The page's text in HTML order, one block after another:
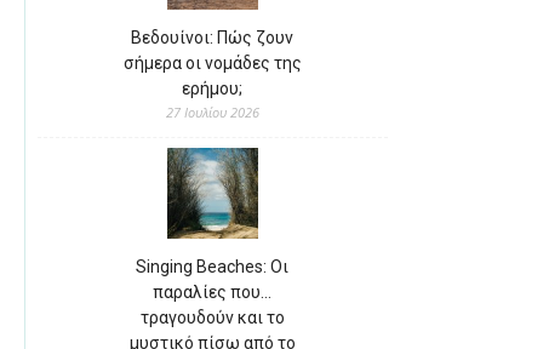
Βεδουίνοι: Πώς ζουν
σήμερα οι νομάδες της
ερήμου;
27 Ιουλίου 2026
Singing Beaches: Οι
παραλίες που…
τραγουδούν και το
μυστικό πίσω από το